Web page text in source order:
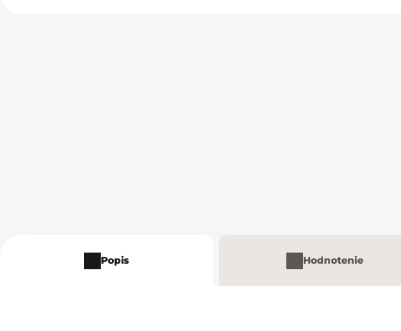
Popis Hodnotenie